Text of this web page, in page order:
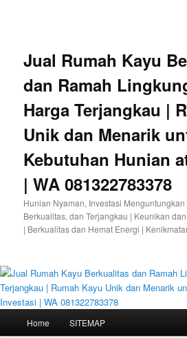
Jual Rumah Kayu
dan Ramah
Harga Terjangkau |
Unik dan Menarik
Kebutuhan Hunian
| WA 081322783378
Hunian Nyaman, Investasi
Berkualitas, dan Terjangkau | Keunikan
| Berkualitas dan Hemat Energi |
Skip
Skip
Home SITEMAP